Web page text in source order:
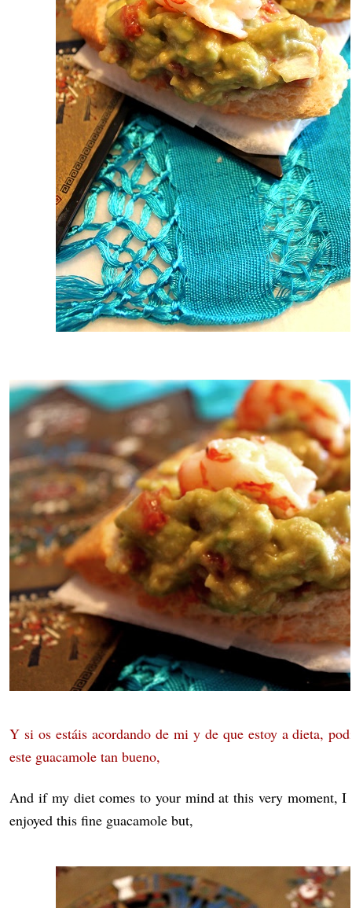
Y si os estáis acordando de mi y de que estoy a dieta,
este guacamole tan bueno,
And if my diet comes to your mind at this very moment, I
enjoyed this fine guacamole but,